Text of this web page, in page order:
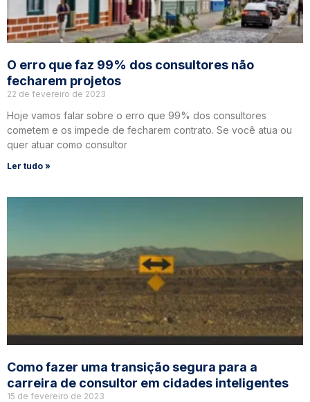
O erro que faz 99% dos consultores não
fecharem projetos
22 de fevereiro de 2023
Hoje vamos falar sobre o erro que 99% dos consultores
cometem e os impede de fecharem contrato. Se você atua ou
quer atuar como consultor
Ler tudo »
Como fazer uma transição segura para a
carreira de consultor em cidades inteligentes
15 de fevereiro de 2023